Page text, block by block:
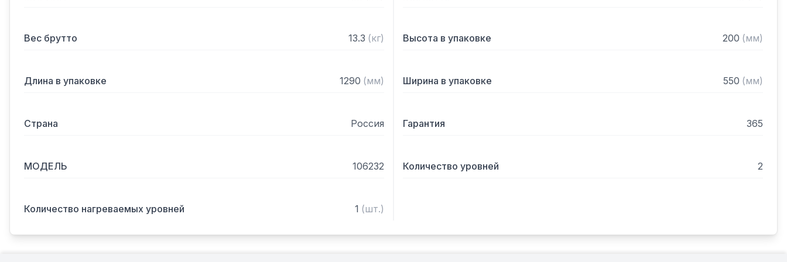
Вес брутто 13.3 (кг) Высота в упаковке 200 (мм)
Длина в упаковке 1290 (мм) Ширина в упаковке 550 (мм)
Страна Россия Гарантия 365
МОДЕЛЬ 106232 Количество уровней 2
Количество нагреваемых уровней 1 (шт.)